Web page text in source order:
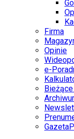
Firma
Opinie
e-